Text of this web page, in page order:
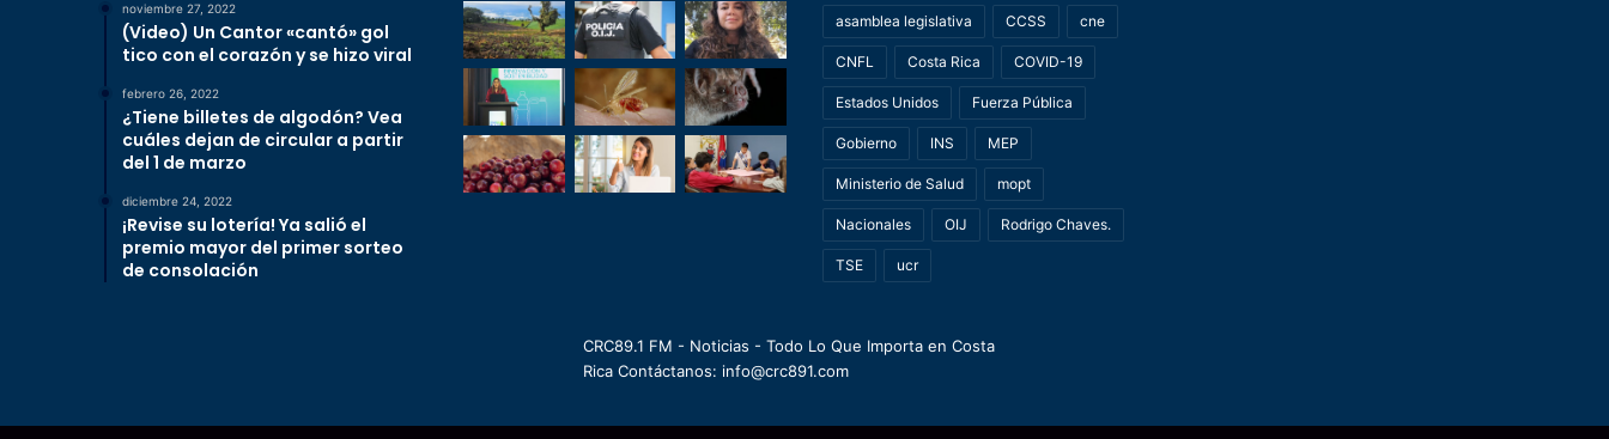
noviembre 27, 2022
(Video) Un Cantor «cantó» gol
tico con el corazón y se hizo viral
febrero 26, 2022
¿Tiene billetes de algodón? Vea
cuáles dejan de circular a partir
del 1 de marzo
diciembre 24, 2022
¡Revise su lotería! Ya salió el
premio mayor del primer sorteo
de consolación
asamblea legislativa CCSS cne
CNFL Costa Rica COVID-19
Estados Unidos Fuerza Pública
Gobierno INS MEP
Ministerio de Salud mopt
Nacionales OIJ Rodrigo Chaves.
TSE ucr
CRC89.1 FM - Noticias - Todo Lo Que Importa en Costa
Rica Contáctanos: info@crc891.com